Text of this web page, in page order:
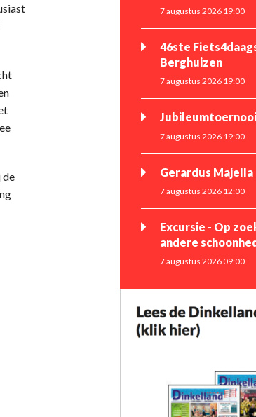
de
7 augustus 2026 19:00
46ste
Berghuizen
7 augustus 2026 19:00
Jubileumtoernooi
7 augustus 2026 19:00
Gerardus
7 augustus 2026 12:00
Excursie - Op
andere
7 augustus 2026 09:00